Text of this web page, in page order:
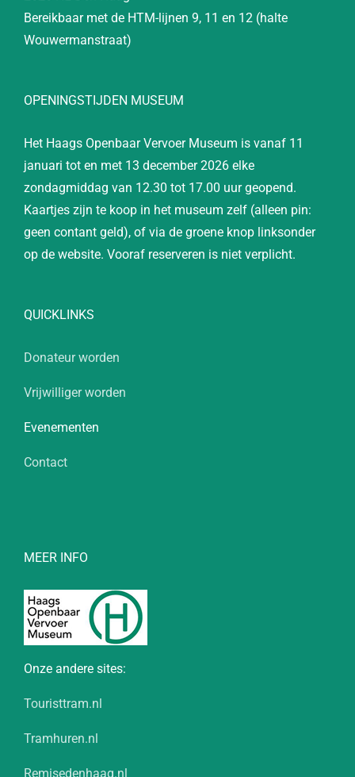
Bereikbaar met de HTM-lijnen 9, 11 en 12 (halte
Wouwermanstraat)
OPENINGSTIJDEN MUSEUM
Het Haags Openbaar Vervoer Museum is vanaf 11
januari tot en met 13 december 2026 elke
zondagmiddag van 12.30 tot 17.00 uur geopend.
Kaartjes zijn te koop in het museum zelf (alleen pin:
geen contant geld), of via de groene knop linksonder
op de website. Vooraf reserveren is niet verplicht.
QUICKLINKS
Donateur worden
Vrijwilliger worden
Evenementen
Contact
MEER INFO
Onze andere sites:
Touristtram.nl
Tramhuren.nl
Remisedenhaag.nl